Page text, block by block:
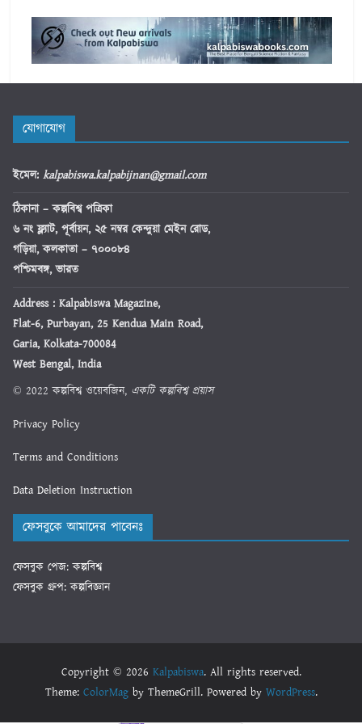
যোগাযোগ
ইমেল: kalpabiswa.kalpabijnan@gmail.com
ঠিকানা– কল্পবিশ্ব পত্রিকা
৬ নং ফ্ল্যাট, পূর্বায়ন, ২৫ নম্বর কেন্দুয়া মেইন রোড,
গড়িয়া, কলকাতা – ৭০০০৮৪
পশ্চিমবঙ্গ, ভারত
Address : Kalpabiswa Magazine,
Flat-6, Purbayan, 25 Kendua Main Road,
Garia, Kolkata-700084
West Bengal, India
© 2022 কল্পবিশ্ব ওয়েবজিন, একটি কল্পবিশ্ব প্রয়াস
Privacy Policy
Terms and Conditions
Data Deletion Instruction
ফেসবুকে আমাদের পাবেনঃ
ফেসবুক পেজ: কল্পবিশ্ব
ফেসবুক গ্রুপ: কল্পবিজ্ঞান
Copyright © 2026 Kalpabiswa. All rights reserved.
Theme: ColorMagby ThemeGrill. Powered by WordPress.